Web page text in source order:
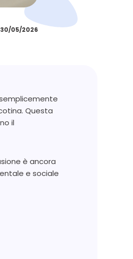
30/05/2026
Questa
il
è ancora
e sociale